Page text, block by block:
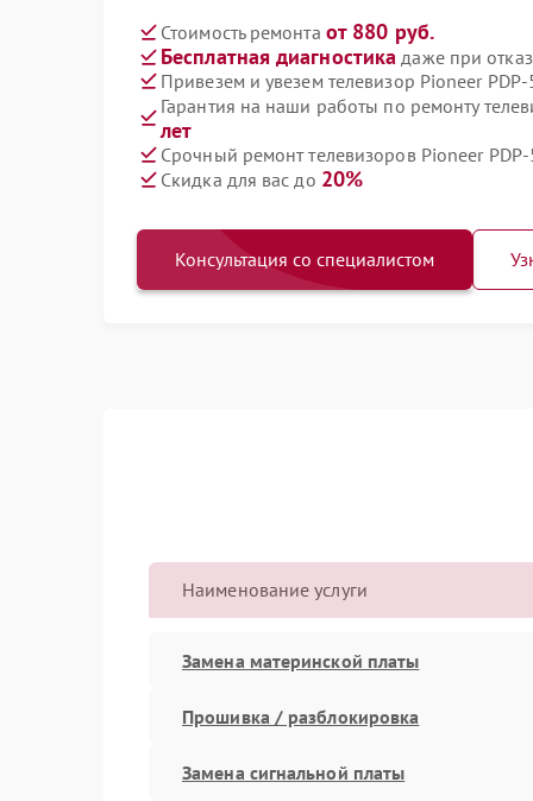
Стоимость ремонта от 880 руб.
Бесплатная диагностика даже при
Привезем и увезем телевизор Pioneer
Гарантия на наши работы по ремонту
лет
Срочный ремонт телевизоров Pioneer
Скидка для вас до 20%
Консультация со специалистом
Наименование услуги
Замена материнской платы
Прошивка / разблокировка
Замена сигнальной платы